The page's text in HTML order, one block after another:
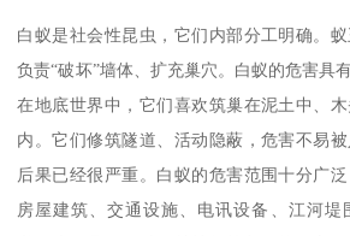
白蚁是社会性昆虫，它们内部分工明确。
负责“破坏”墙体、扩充巢穴。白蚁的危害具
在地底世界中，它们喜欢筑巢在泥土中、
内。它们修筑隧道、活动隐蔽，危害不易
后果已经很严重。白蚁的危害范围十分广
房屋建筑、交通设施、电讯设备、江河堤